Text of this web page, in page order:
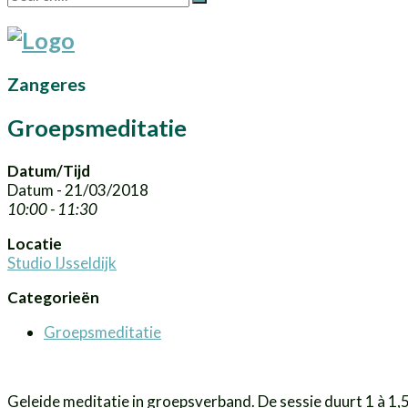
Zangeres
Groepsmeditatie
Datum/Tijd
Datum - 21/03/2018
10:00 - 11:30
Locatie
Studio IJsseldijk
Categorieën
Groepsmeditatie
Geleide meditatie in groepsverband. De sessie duurt 1 à